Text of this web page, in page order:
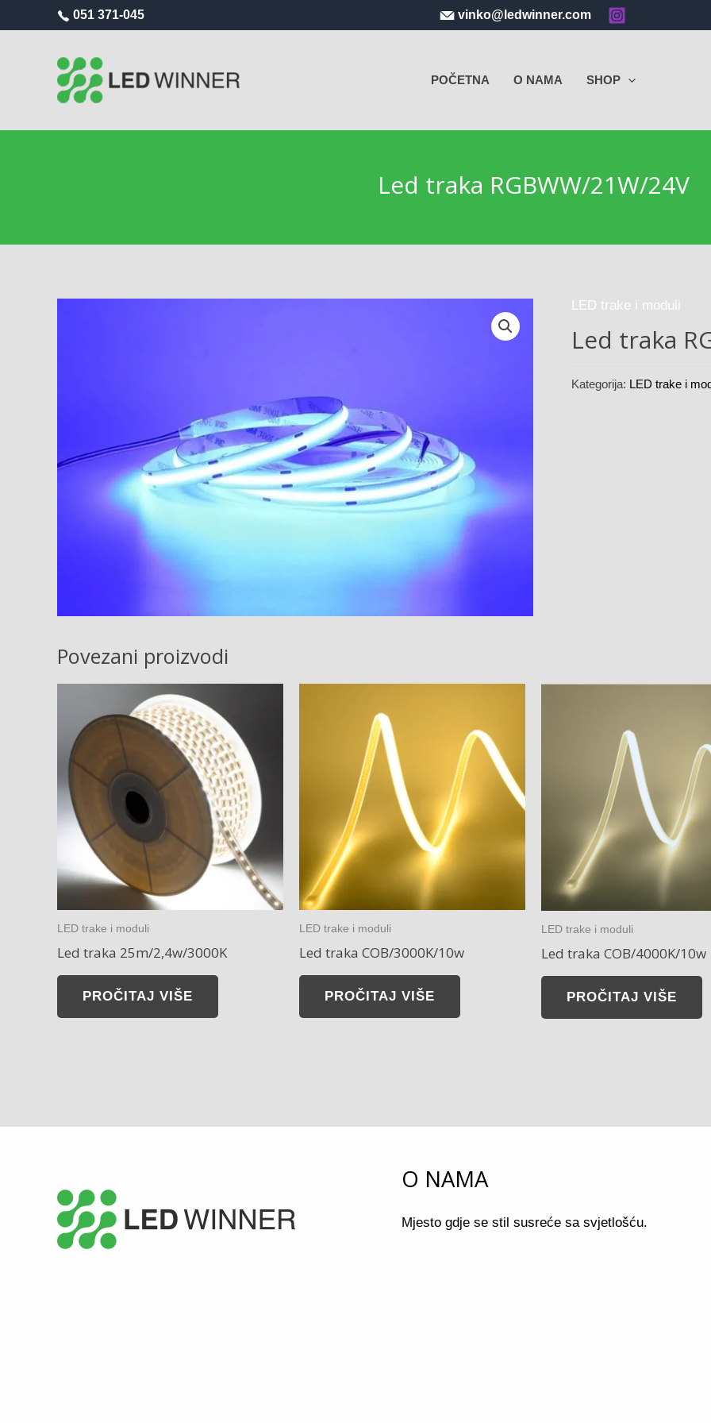
051 371-045 vinko@ledwinner.com
POČETNA O NAMA SHOP
Led traka RGBWW/21W/24V
LED trake i moduli
Led traka
Kategorija: LED trake i
Povezani proizvodi
LED trake i moduli
Led traka 25m/2,4w/3000K
PROČITAJ VIŠE
LED trake i moduli
Led traka COB/3000K/10w
PROČITAJ VIŠE
LED trake i moduli
Led traka COB/4000K/10w
PROČITAJ VIŠE
O NAMA
Mjesto gdje se stil susreće sa svjetlošću.